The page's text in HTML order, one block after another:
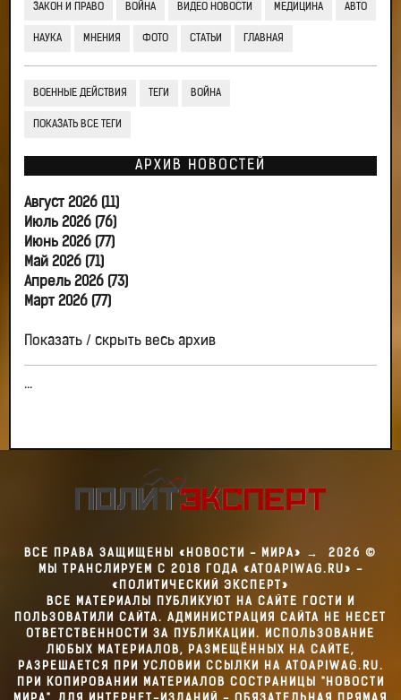
ЗАКОН И ПРАВО ВОЙНА ВИДЕО НОВОСТИ МЕДИЦИНА АВТО
НАУКА МНЕНИЯ ФОТО СТАТЬИ ГЛАВНАЯ
ВОЕННЫЕ ДЕЙСТВИЯ ТЕГИ ВОЙНА
ПОКАЗАТЬ ВСЕ ТЕГИ
АРХИВ НОВОСТЕЙ
Август 2026 (11)
Июль 2026 (76)
Июнь 2026 (77)
Май 2026 (71)
Апрель 2026 (73)
Март 2026 (77)
Показать / скрыть весь архив
...
ВСЕ ПРАВА ЗАЩИЩЕНЫ «НОВОСТИ - МИРА» → 2026 ©
МЫ ТРАНСЛИРУЕМ С 2018 ГОДА «ATOAPIWAG.RU» -
«ПОЛИТИЧЕСКИЙ ЭКСПЕРТ»
ВСЕ МАТЕРИАЛЫ ПУБЛИКУЮТ НА САЙТЕ ГОСТИ И
ПОЛЬЗОВАТИЛИ САЙТА. АДМИНИСТРАЦИЯ САЙТА НЕ НЕСЕТ
ОТВЕТСТВЕННОСТИ ЗА ПУБЛИКАЦИИ. ИСПОЛЬЗОВАНИЕ
ЛЮБЫХ МАТЕРИАЛОВ, РАЗМЕЩЁННЫХ НА САЙТЕ,
РАЗРЕШАЕТСЯ ПРИ УСЛОВИИ ССЫЛКИ НА ATOAPIWAG.RU.
ПРИ КОПИРОВАНИИ МАТЕРИАЛОВ СОСТРАНИЦЫ "НОВОСТИ